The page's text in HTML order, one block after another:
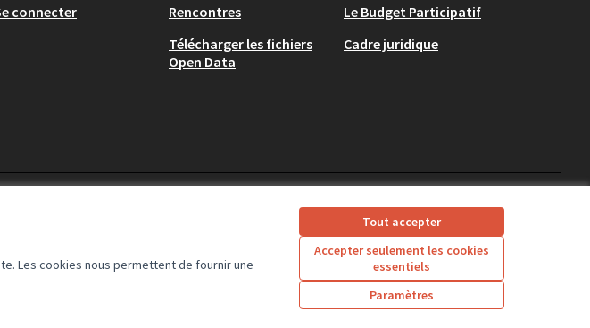
Les cookies nous permettent de fournir une
Tout accepter
Accepter seulement les cookies
essentiels
Paramètres
connecter
Rencontres
Télécharger les fichiers
Open Data
Le Budget Participatif
Cadre juridique
(Lien externe)
(Lien externe)(Lien externe)(Lien externe)
Licence Creative
(Lien externe)